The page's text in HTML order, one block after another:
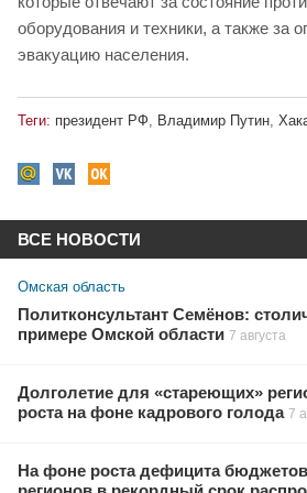
оборудования и техники, а также за
эвакуацию населения.
Теги: президент РФ Владимир Путин
ВСЕ НОВОСТИ
Омская область
Политконсультант Семёнов:
примере Омской области 7 августа
Долголетие для «стареющих»
роста на фоне кадрового голода 7
На фоне роста дефицита